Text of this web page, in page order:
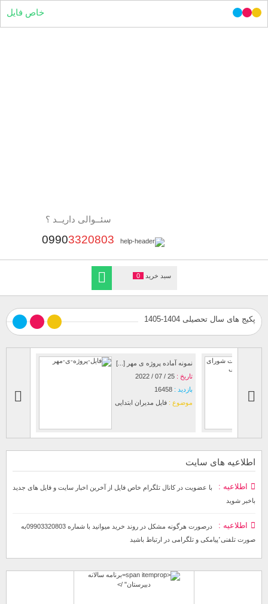
سئــوالی داریــد ؟
09903320803
سبد خرید 0
خاص فایل
پکیج های سال تحصیلی 1404-1405
موضوع :
نمونه آماده پروژه ی مهر [...]
تاریخ : 25 / 07 / 2022
بازدید : 16458
موضوع : فایل مدیران ابتدایی
اطلاعیه های سایت
اطلاعیه
با عضویت در کانال تلگرام خاص فایل از آخرین اخبار سایت و فایل های جدید
باخبر شوید
اطلاعیه
درصورت هرگونه مشکل در روند خرید میوانید با شماره 09903320803به
صورت تلفنی٬پیامکی و تلگرامی در ارتباط باشید
برنامه سالانه
دبیرستان" />